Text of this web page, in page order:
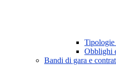
Obblighi
Bandi di gara e